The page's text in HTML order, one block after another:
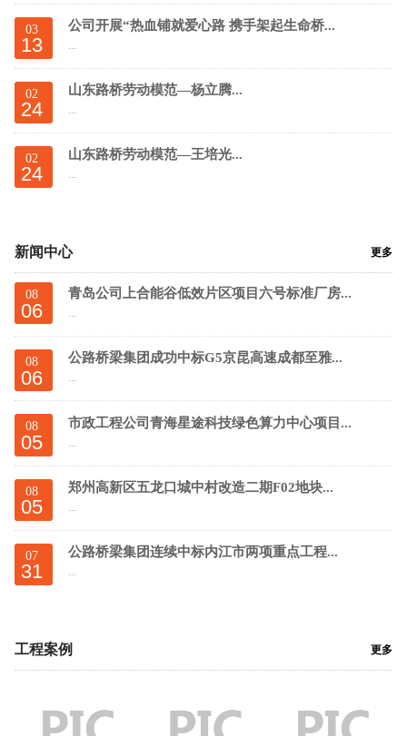
03
13
公司开展“热血铺就爱心路 携手架起生命桥...
02
24
山东路桥劳动模范—杨立腾...
...
02
24
山东路桥劳动模范—王培光...
...
新闻中心 更多
08
06
青岛公司上合能谷低效片区项目六号标准厂房...
...
08
06
公路桥梁集团成功中标G5京昆高速成都至雅...
...
08
05
市政工程公司青海星途科技绿色算力中心项目...
08
05
郑州高新区五龙口城中村改造二期F02地块...
07
31
公路桥梁集团连续中标内江市两项重点工程...
...
工程案例 更多